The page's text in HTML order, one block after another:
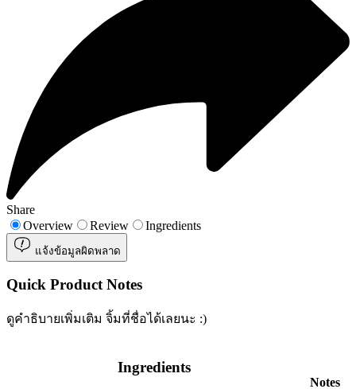
Share
Overview
Review Ingredients
แจ้งข้อมูลผิดพลาด
Quick Product Notes
ดูคำธิบายเพิ่มเติม จิ้มที่ชื่อได้เลยนะ :)
Ingredients
Notes